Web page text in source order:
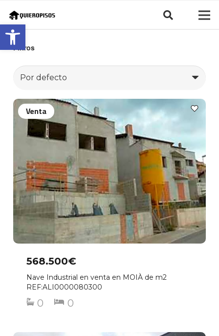
Abrir barra de herramientas
Filtros
568.500€
Nave Industrial en venta en MOIÀ de m2
REF:ALI0000080300
0 0
Venta